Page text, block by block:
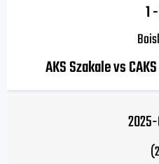
1-
AKS Szakale vs